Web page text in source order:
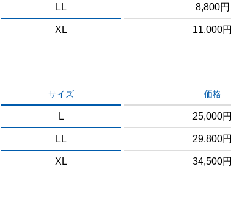
LL 8,800円
XL 11,000円
サイズ 価格
L 25,000円
LL 29,800円
XL 34,500円